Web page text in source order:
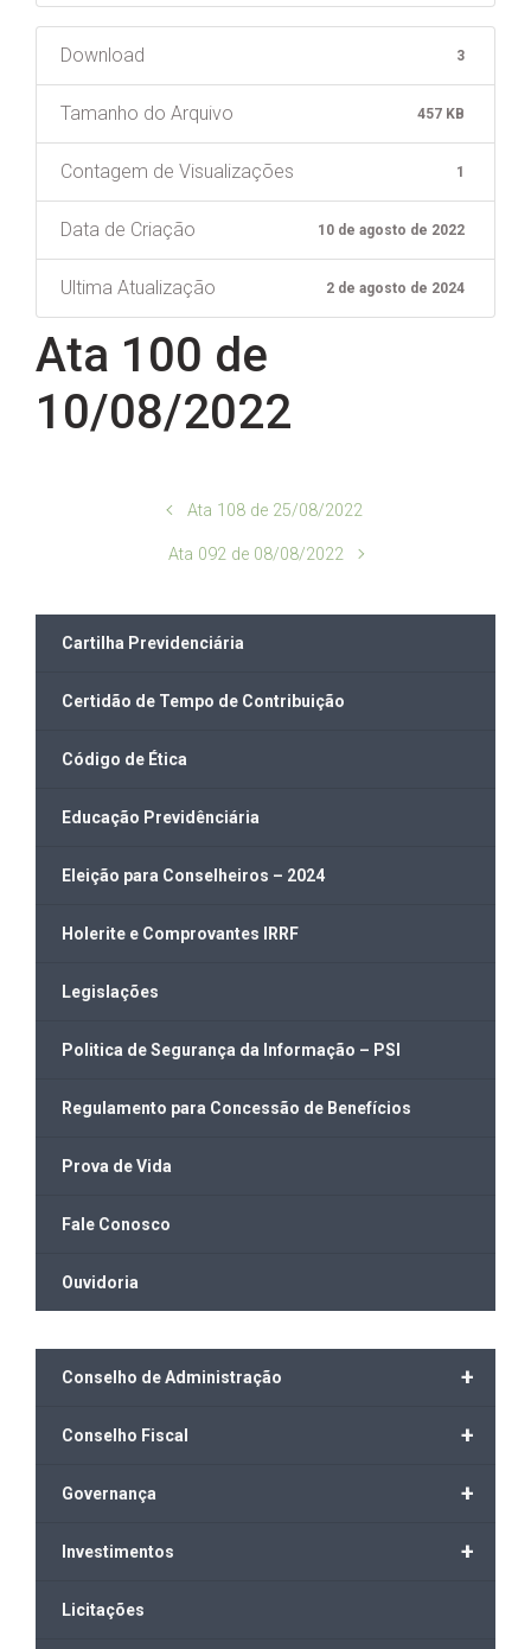
Download 3
Tamanho do Arquivo 457 KB
Contagem de Visualizações 1
Data de Criação 10 de agosto de 2022
Ultima Atualização 2 de agosto de 2024
Ata 100 de
10/08/2022
Ata 108 de 25/08/2022
Ata 092 de 08/08/2022
Cartilha Previdenciária
Certidão de Tempo de Contribuição
Código de Ética
Educação Previdênciária
Eleição para Conselheiros – 2024
Holerite e Comprovantes IRRF
Legislações
Politica de Segurança da Informação – PSI
Regulamento para Concessão de Benefícios
Prova de Vida
Fale Conosco
Ouvidoria
+
Conselho de Administração
+
Conselho Fiscal
+
Governança
+
Investimentos
Licitações